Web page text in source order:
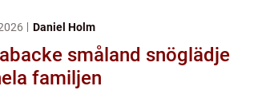
Daniel Holm
småland snöglädje
familjen